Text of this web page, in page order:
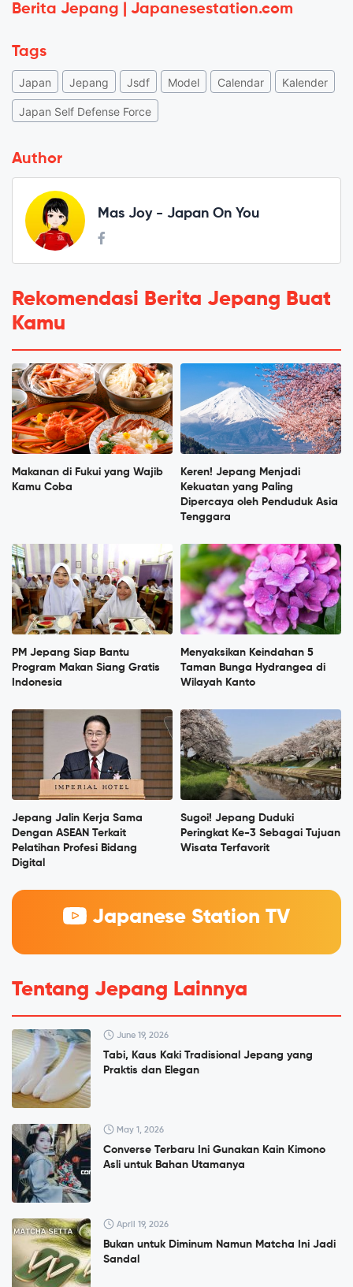
Berita Jepang | Japanesestation.com
Tags
Japan Jepang Jsdf Model Calendar Kalender
Japan Self Defense Force
Author
Mas Joy - Japan On You
Rekomendasi Berita Jepang Buat
Kamu
Makanan di Fukui yang Wajib
Kamu Coba
Keren! Jepang Menjadi
Kekuatan yang Paling
Dipercaya oleh Penduduk Asia
Tenggara
PM Jepang Siap Bantu
Program Makan Siang Gratis
Indonesia
Menyaksikan Keindahan 5
Taman Bunga Hydrangea di
Wilayah Kanto
Jepang Jalin Kerja Sama
Dengan ASEAN Terkait
Pelatihan Profesi Bidang
Digital
Sugoi! Jepang Duduki
Peringkat Ke-3 Sebagai Tujuan
Wisata Terfavorit
Japanese Station TV
Tentang Jepang Lainnya
June 19, 2026
Tabi, Kaus Kaki Tradisional Jepang yang
Praktis dan Elegan
May 1, 2026
Converse Terbaru Ini Gunakan Kain Kimono
Asli untuk Bahan Utamanya
April 19, 2026
Bukan untuk Diminum Namun Matcha Ini Jadi
Sandal